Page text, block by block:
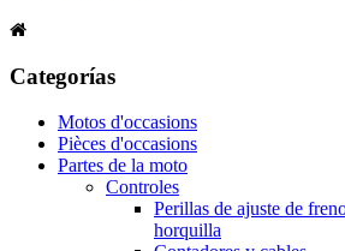
Categorías
Motos d'occasions
Pièces d'occasions
Partes de la moto
Controles
Perillas de ajuste de
horquilla